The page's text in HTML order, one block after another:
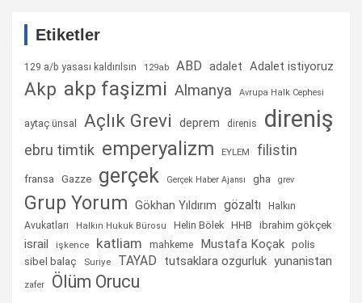
Etiketler
129 a/b yasası kaldırılsın 129ab ABD adalet Adalet istiyoruz
Akp akp faşizmi Almanya Avrupa Halk Cephesi
aytaç ünsal Açlık Grevi deprem direnis direniş
ebru timtik emperyalizm EYLEM filistin
fransa Gazze gerçek Gerçek Haber Ajansı gha grev
Grup Yorum Gökhan Yıldırım gözaltı
Halkın
Avukatları
Halkın Hukuk Bürosu Helin Bölek HHB ibrahim gökçek
israil işkence katliam mahkeme Mustafa Koçak polis
sibel balaç Suriye TAYAD tutsaklara ozgurluk yunanistan
zafer Ölüm Orucu